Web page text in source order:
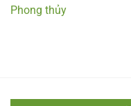
Phong thủy